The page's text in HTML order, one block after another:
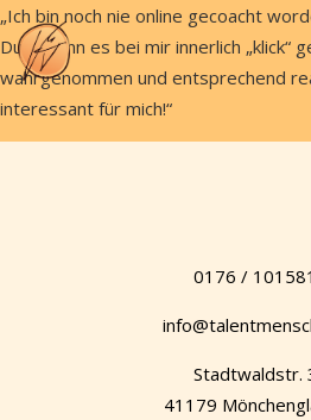
„Ich bin noch nie online gecoacht
Du – wenn es bei mir innerlich „klick“
wahrgenommen und entsprechend
interessant für mich!“
0176 /
Stadtwaldstr.
41179